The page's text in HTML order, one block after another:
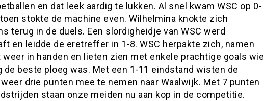
en dat leek aardig te lukken. Al snel kwam WSC op 0-
stokte de machine even. Wilhelmina knokte zich
terug in de duels. Een slordigheidje van WSC werd
en leidde de eretreffer in 1-8. WSC herpakte zich, namen
weer in handen en lieten zien met enkele prachtige goals wie
de beste ploeg was. Met een 1-11 eindstand wisten de
drie punten mee te nemen naar Waalwijk. Met 7 punten
staan onze meiden nu aan kop in de competitie.